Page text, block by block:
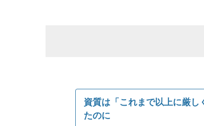
資質は「これまで以上に厳し
たのに